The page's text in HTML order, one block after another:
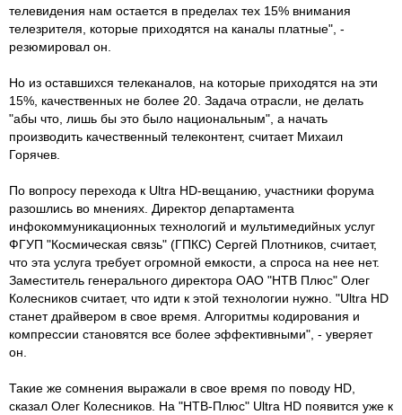
телевидения нам остается в пределах тех 15% внимания
телезрителя, которые приходятся на каналы платные", -
резюмировал он.
Но из оставшихся телеканалов, на которые приходятся на эти
15%, качественных не более 20. Задача отрасли, не делать
"абы что, лишь бы это было национальным", а начать
производить качественный телеконтент, считает Михаил
Горячев.
По вопросу перехода к Ultra HD-вещанию, участники форума
разошлись во мнениях. Директор департамента
инфокоммуникационных технологий и мультимедийных услуг
ФГУП "Космическая связь" (ГПКС) Сергей Плотников, считает,
что эта услуга требует огромной емкости, а спроса на нее нет.
Заместитель генерального директора ОАО "НТВ Плюс" Олег
Колесников считает, что идти к этой технологии нужно. "Ultra HD
станет драйвером в свое время. Алгоритмы кодирования и
компрессии становятся все более эффективными", - уверяет
он.
Такие же сомнения выражали в свое время по поводу HD,
сказал Олег Колесников. На "НТВ-Плюс" Ultra HD появится уже к